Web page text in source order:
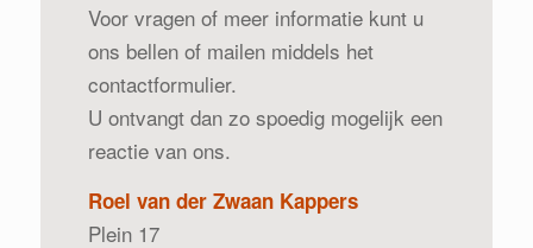
Voor vragen of meer informatie kunt u
ons bellen of mailen middels het
contactformulier.
U ontvangt dan zo spoedig mogelijk een
reactie van ons.
Roel van der Zwaan Kappers
Plein 17